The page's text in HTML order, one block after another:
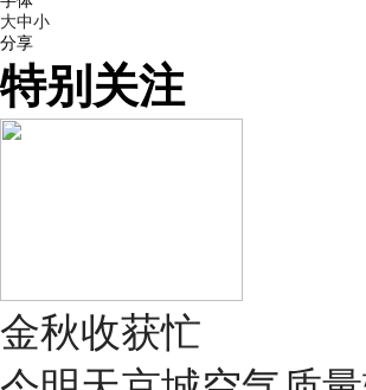
大中小
分享
特别关注
金秋收获忙